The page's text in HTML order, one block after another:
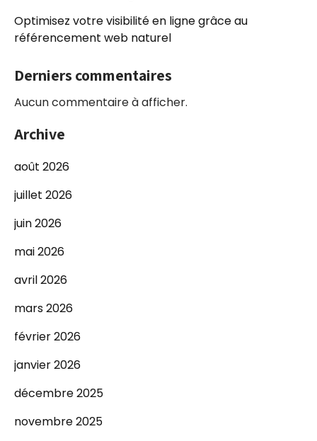
Optimisez votre visibilité en ligne grâce au
référencement web naturel
Derniers commentaires
Aucun commentaire à afficher.
Archive
août 2026
juillet 2026
juin 2026
mai 2026
avril 2026
mars 2026
février 2026
janvier 2026
décembre 2025
novembre 2025